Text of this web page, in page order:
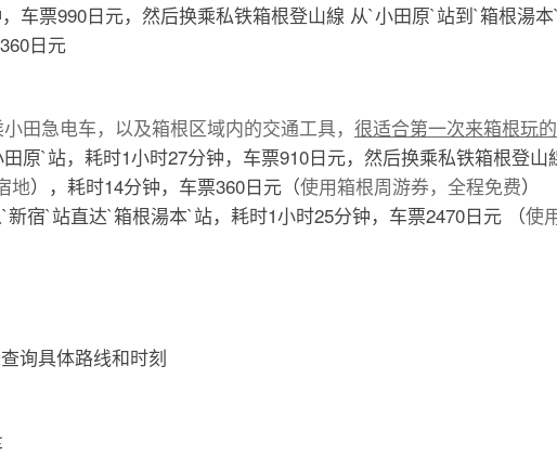
车票990日元，然后换乘私铁箱根登山線 从`小田原`站到`箱根湯
日元
田急电车，以及箱根区域内的交通工具， 很适合第一次来箱根玩
原`站，耗时1小时27分钟，车票910日元，然后换乘私铁箱根登山
地），耗时14分钟，车票360日元（使用箱根周游券，全程免费）
宿`站直达`箱根湯本`站，耗时1小时25分钟，车票2470日元 （使
询具体路线和时刻